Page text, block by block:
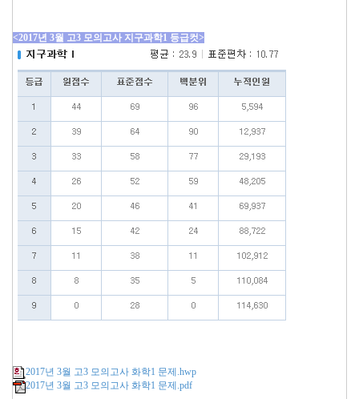
<2017년 3월 고3 모의고사 지구과학1 등급컷>
2017년 3월 고3 모의고사 화학1 문제.hwp
2017년 3월 고3 모의고사 화학1 문제.pdf